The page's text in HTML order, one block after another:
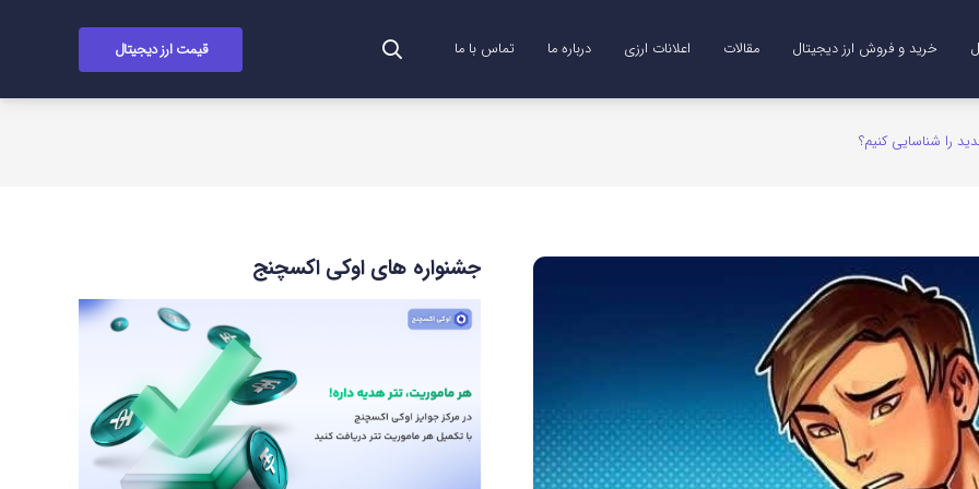
خرید و فروش ارز دیجیتال مقالات اعلانات ارزی درباره ما تماس با ما قیمت ارز دیجیتال
را شناسایی کنیم؟
جشنواره های اوکی اکسچنج